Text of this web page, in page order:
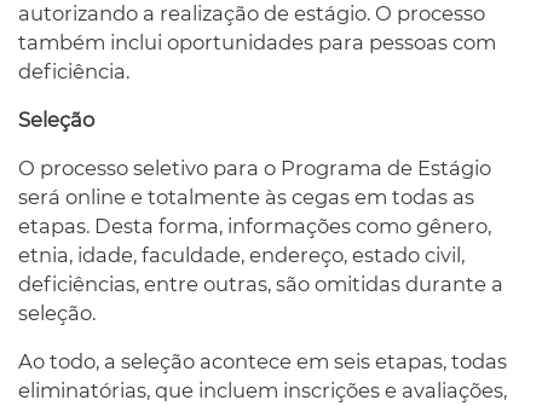
autorizando a realização de estágio. O processo
também inclui oportunidades para pessoas com
deficiência.
Seleção
O processo seletivo para o Programa de Estágio
será online e totalmente às cegas em todas as
etapas. Desta forma, informações como gênero,
etnia, idade, faculdade, endereço, estado civil,
deficiências, entre outras, são omitidas durante a
seleção.
Ao todo, a seleção acontece em seis etapas, todas
eliminatórias, que incluem inscrições e avaliações,